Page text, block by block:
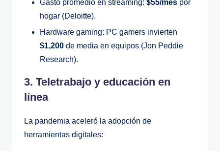
Gasto promedio en streaming: $55/mes por
hogar (Deloitte).
Hardware gaming: PC gamers invierten
$1,200 de media en equipos (Jon Peddie
Research).
3. Teletrabajo y educación en
línea
La pandemia aceleró la adopción de
herramientas digitales: